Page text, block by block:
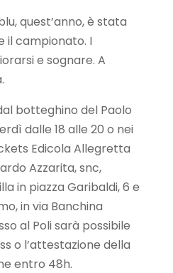
quest’anno, è stata
il campionato. I
e sognare. A
botteghino del Paolo
dalle 18 alle 20 o nei
Edicola Allegretta
Azzarita, snc,
in piazza Garibaldi, 6 e
in via Banchina
al Poli sarà possibile
o l’attestazione della
entro 48h.